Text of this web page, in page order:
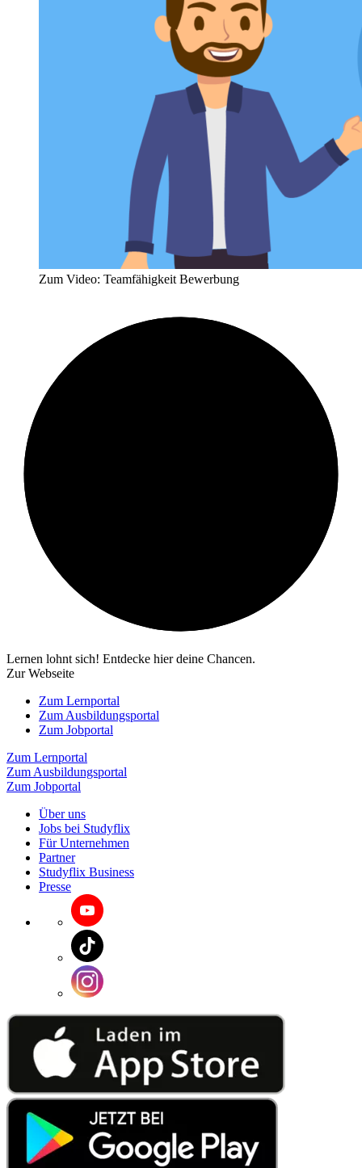
Zum Video: Teamfähigkeit Bewerbung
Lernen lohnt sich! Entdecke hier deine Chancen.
Zur Webseite
Zum Lernportal
Zum Ausbildungsportal
Zum Jobportal
Zum Lernportal
Zum Ausbildungsportal
Zum Jobportal
Über uns
Jobs bei Studyflix
Für Unternehmen
Partner
Studyflix Business
Presse